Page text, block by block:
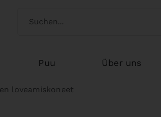
Switch customertype
Puu Über uns
loveamiskoneet